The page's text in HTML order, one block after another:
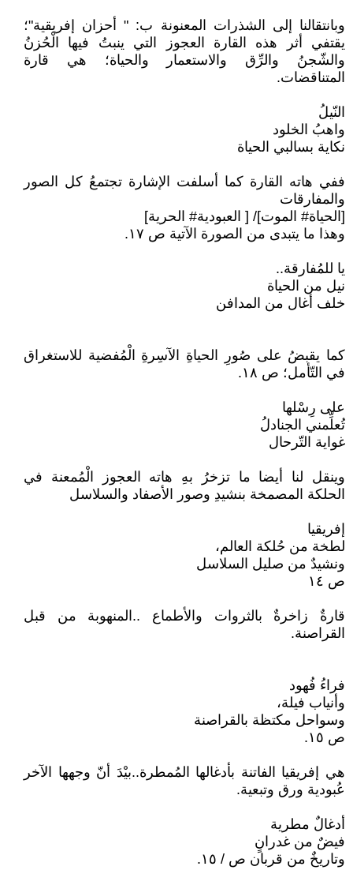
وبانتقالنا إلى الشذرات المعنونة ب: " أحزان إفريقية"؛
يقتفي أثر هذه القارة العجوز التي ينبتُ فيها الْحُزنُ
والشّجنُ والرِّق والاستعمار والحياة؛ هي قارة
المتناقضات.
النّيلُ
واهبُ الخلود
نكاية بسالبي الحياة
ففي هاته القارة كما أسلفت الإشارة تجتمعُ كل الصور
والمفارقات
[الحياة# الموت]/ [ العبودية# الحرية]
وهذا ما يتبدى من الصورة الآتية ص ١٧.
يا للمُفارقة..
نيل من الحياة
خلف أغال من المدافن
كما يقبضُ على صُورِ الحياةِ الآسِرةِ الْمُفضية للاستغراق
في التّأمل؛ ص ١٨.
على رِسْلها
تُعلِّمني الجنادلُ
غواية التّرحال
وينقل لنا أيضا ما تزخرُ بهِ هاته العجوز الْمُمعنة في
الحلكة المصمخة بنشيدِ وصور الأصفاد والسلاسل
إفريقيا
لطخة من حُلكة العالم،
ونشيدٌ من صليل السلاسل
ص ١٤
قارةٌ زاخرةٌ بالثروات والأطماع ..المنهوبة من قبل
القراصنة.
فراءُ فُهود
وأنياب فيلة،
وسواحل مكتظة بالقراصنة
ص ١٥.
هي إفريقيا الفاتنة بأدغالها المُمطرة..بيْدَ أنّ وجهها الآخر
عُبودية ورق وتبعية.
أدغالٌ مطرية
فيضٌ من غدرانٍ
وتاريخٌ من قربان ص / ١٥.